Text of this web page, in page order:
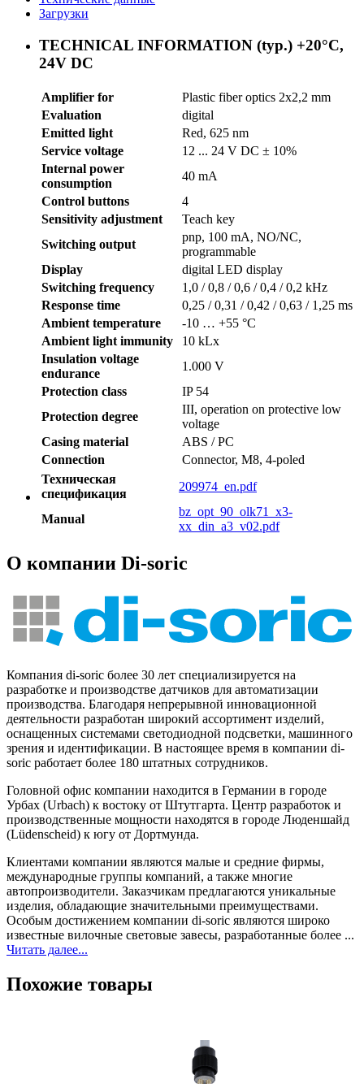
Загрузки
TECHNICAL INFORMATION (typ.) +20°C,
24V DC
Amplifier for
Plastic fiber optics 2x2,2 mm
Evaluation
digital
Emitted light
Red, 625 nm
Service voltage
12 ... 24 V DC ± 10%
Internal power
consumption
40 mA
Control buttons
4
Sensitivity adjustment
Teach key
Switching output
pnp, 100 mA, NO/NC,
programmable
Display
digital LED display
Switching frequency
1,0 / 0,8 / 0,6 / 0,4 / 0,2 kHz
Response time
0,25 / 0,31 / 0,42 / 0,63 / 1,25 ms
Ambient temperature
-10 … +55 °C
Ambient light immunity
10 kLx
Insulation voltage
endurance
1.000 V
Protection class
IP 54
Protection degree
III, operation on protective low
voltage
Casing material
ABS / PC
Connection
Connector, M8, 4-poled
Техническая
спецификация
209974_en.pdf
Manual
bz_opt_90_olk71_x3-
xx_din_a3_v02.pdf
О компании Di-soric
Компания di-soric более 30 лет специализируется на
разработке и производстве датчиков для автоматизации
производства. Благодаря непрерывной инновационной
деятельности разработан широкий ассортимент изделий,
оснащенных системами светодиодной подсветки, машинного
зрения и идентификации. В настоящее время в компании di-
soric работает более 180 штатных сотрудников.
Головной офис компании находится в Германии в городе
Урбах (Urbach) к востоку от Штутгарта. Центр разработок и
производственные мощности находятся в городе Люденшайд
(Lüdenscheid) к югу от Дортмунда.
Клиентами компании являются малые и средние фирмы,
международные группы компаний, а также многие
автопроизводители. Заказчикам предлагаются уникальные
изделия, обладающие значительными преимуществами.
Особым достижением компании di-soric являются широко
известные вилочные световые завесы, разработанные более ...
Читать далее...
Похожие товары